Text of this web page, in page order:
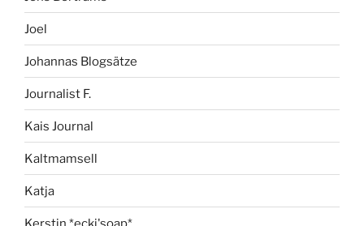
Joel
Johannas Blogsätze
Journalist F.
Kais Journal
Kaltmamsell
Katja